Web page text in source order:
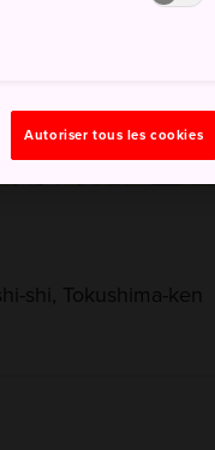
shi, Tokushima-ken
Autoriser tous les cookies